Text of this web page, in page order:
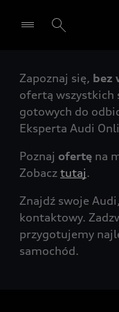
Wybierz
Zapoznaj się, bez
ofertą wszystkich
gotowych do
Eksperta Audi
Poznaj ofertę na
Zobacz tutaj.
Znajdź swoje
kontaktowy.
przygotujemy
samochód.